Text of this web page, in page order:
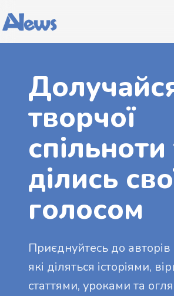
творчої
спільноти
ділись
голосом
Приєднуйтесь до авторів
які діляться історіями,
статтями, уроками та